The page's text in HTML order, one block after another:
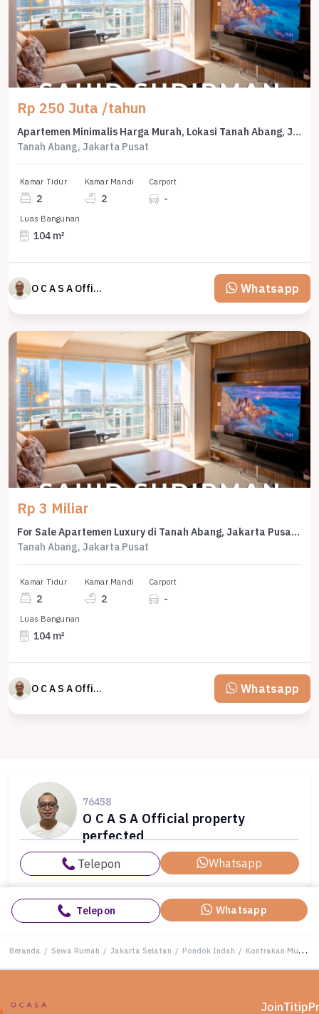
Rp 250 Juta /tahun
Apartemen Minimalis Harga Murah, Lokasi Tanah Abang, Jakarta Pusat
Tanah Abang, Jakarta Pusat
Kamar Tidur
2
Kamar Mandi
2
Carport
-
Luas Bangunan
104 m²
O C A S A Official property perfected Whatsapp
Rp 3 Miliar
For Sale Apartemen Luxury di Tanah Abang, Jakarta Pusat, LB 104m²
Tanah Abang, Jakarta Pusat
Kamar Tidur
2
Kamar Mandi
2
Carport
-
Luas Bangunan
104 m²
O C A S A Official property perfected Whatsapp
76458
O C A S A Official property
perfected
Telepon Whatsapp
Telepon Whatsapp
Beranda / Sewa Rumah / Jakarta Selatan / Pondok Indah / Kontrakan Murah di Pondok Indah, Jakarta Selatan, 3 KT, Harga 420 Juta /tahun
JoinTitip